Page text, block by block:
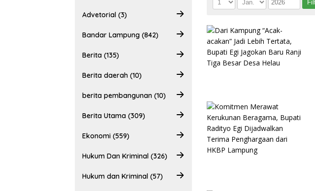
Advetorial (3)
Bandar Lampung (842)
Berita (135)
Berita daerah (10)
berita pembangunan (10)
Berita Utama (309)
Ekonomi (559)
Hukum Dan Kriminal (326)
Hukum dan Kriminal (57)